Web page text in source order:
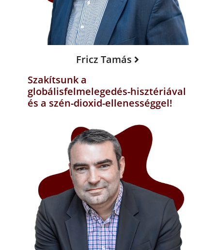
Fricz Tamás
Szakítsunk a
globálisfelmelegedés-hisztériával
és a szén-dioxid-ellenességgel!